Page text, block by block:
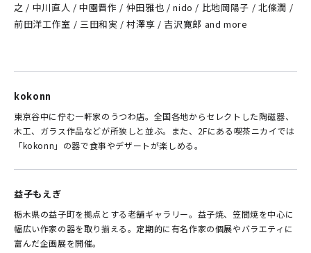
之 / 中川直人 / 中園晋作 / 仲田雅也 / nido / 比地岡陽子 / 北條潤 /
前田洋工作室 / 三田和実 / 村澤享 / 吉沢寛郎 and more
kokonn
東京谷中に佇む一軒家のうつわ店。全国各地からセレクトした陶磁器、
木工、ガラス作品などが所狭しと並ぶ。また、2Fにある喫茶ニカイでは
「kokonn」の器で食事やデザートが楽しめる。
益子もえぎ
栃木県の益子町を拠点とする老舗ギャラリー。益子焼、笠間焼を中心に
幅広い作家の器を取り揃える。定期的に有名作家の個展やバラエティに
富んだ企画展を開催。